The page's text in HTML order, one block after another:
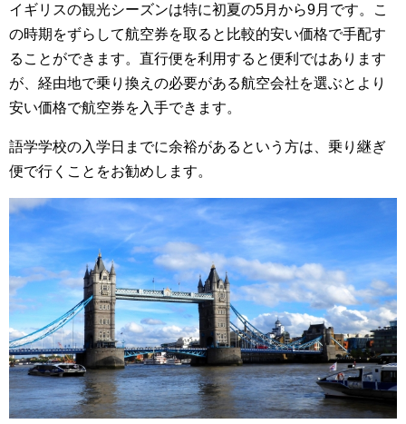
イギリスの観光シーズンは特に初夏の5月から9月です。こ
の時期をずらして航空券を取ると比較的安い価格で手配す
ることができます。直行便を利用すると便利ではあります
が、経由地で乗り換えの必要がある航空会社を選ぶとより
安い価格で航空券を入手できます。
語学学校の入学日までに余裕があるという方は、乗り継ぎ
便で行くことをお勧めします。